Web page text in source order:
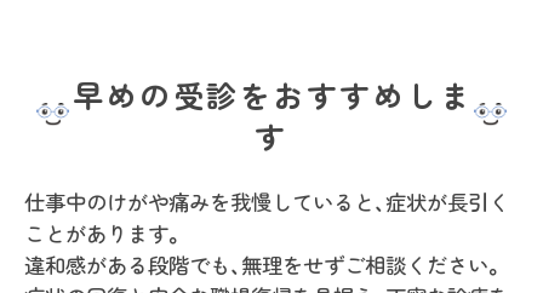
早めの受診をおすすめしま
す
仕事中のけがや痛みを我慢していると、症状が長引く
ことがあります。
違和感がある段階でも、無理をせずご相談ください。